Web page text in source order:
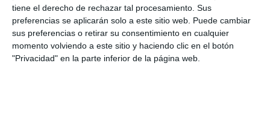
tiene el derecho de rechazar tal procesamiento. Sus
preferencias se aplicarán solo a este sitio web. Puede cambiar
sus preferencias o retirar su consentimiento en cualquier
momento volviendo a este sitio y haciendo clic en el botón
"Privacidad" en la parte inferior de la página web.
de cuatro patas’ y dirigido al público infantil.
Comparte esta noticia desde el siguiente enlace: